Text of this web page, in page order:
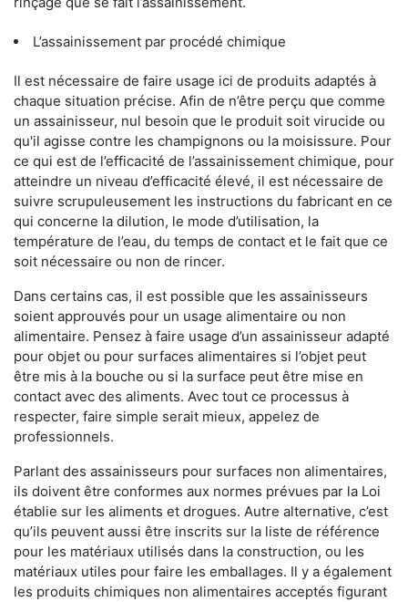
L’assainissement par procédé chimique
Il est nécessaire de faire usage ici de produits adaptés à
chaque situation précise. Afin de n’être perçu que comme
un assainisseur, nul besoin que le produit soit virucide ou
qu'il agisse contre les champignons ou la moisissure. Pour
ce qui est de l’efficacité de l’assainissement chimique, pour
atteindre un niveau d’efficacité élevé, il est nécessaire de
suivre scrupuleusement les instructions du fabricant en ce
qui concerne la dilution, le mode d’utilisation, la
température de l’eau, du temps de contact et le fait que ce
soit nécessaire ou non de rincer.
Dans certains cas, il est possible que les assainisseurs
soient approuvés pour un usage alimentaire ou non
alimentaire. Pensez à faire usage d’un assainisseur adapté
pour objet ou pour surfaces alimentaires si l’objet peut
être mis à la bouche ou si la surface peut être mise en
contact avec des aliments. Avec tout ce processus à
respecter, faire simple serait mieux, appelez de
professionnels.
Parlant des assainisseurs pour surfaces non alimentaires,
ils doivent être conformes aux normes prévues par la Loi
établie sur les aliments et drogues. Autre alternative, c’est
qu’ils peuvent aussi être inscrits sur la liste de référence
pour les matériaux utilisés dans la construction, ou les
matériaux utiles pour faire les emballages. Il y a également
les produits chimiques non alimentaires acceptés figurant